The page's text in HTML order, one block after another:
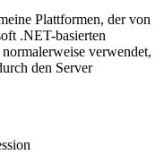
Plattformen, der von
.NET-basierten
verwendet,
den Server